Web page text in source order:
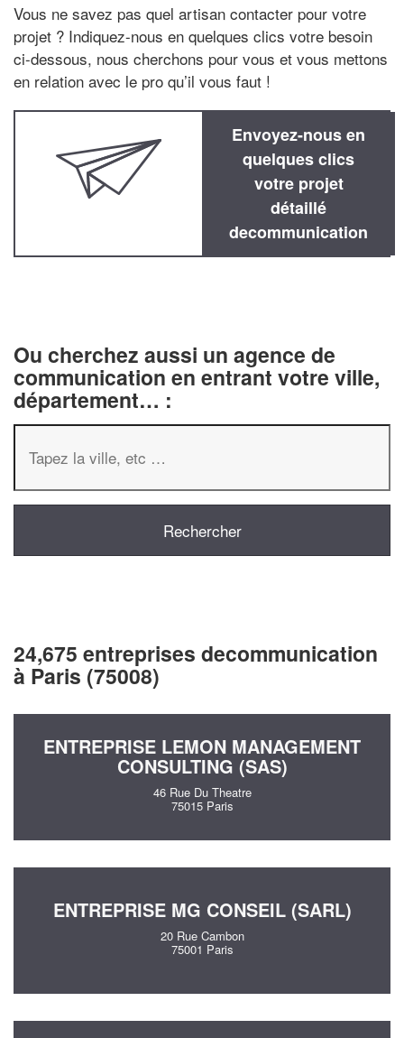
Vous ne savez pas quel artisan contacter pour votre
projet ? Indiquez-nous en quelques clics votre besoin
ci-dessous, nous cherchons pour vous et vous mettons
en relation avec le pro qu’il vous faut !
Envoyez-nous en
quelques clics
votre projet
détaillé
decommunication
Ou cherchez aussi un agence de
communication en entrant votre ville,
département… :
24,675 entreprises decommunication
à Paris (75008)
ENTREPRISE LEMON MANAGEMENT
CONSULTING (SAS)
46 Rue Du Theatre
75015 Paris
ENTREPRISE MG CONSEIL (SARL)
20 Rue Cambon
75001 Paris